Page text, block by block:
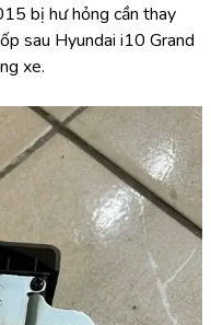
bị hư hỏng cần thay
sau Hyundai i10 Grand
xe.